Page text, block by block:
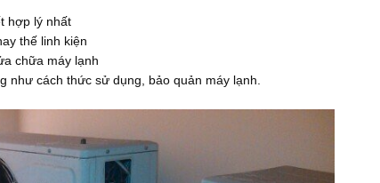
hợp lý nhất
thế linh kiện
chữa máy lạnh
cách thức sử dụng, bảo quản máy lạnh.